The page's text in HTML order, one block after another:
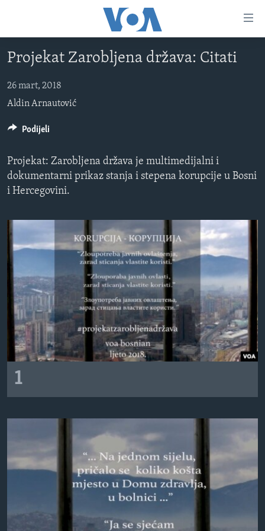
glavni
Pređi
na
navigaciju
na
pretragu
TV PROGRAM
VIDEO
FOTOGRAFIJE DANA
VIJESTI
BOSNA I HERCEGOVINA
SVIJET
SPECIJALNI PROJEKTI
KORUPCIJA
ŽENSKA STRANA
IZBJEGLIČKA STRANA
MAGAZIN
O GLASU AMERIKE
Learning English
PRATITE NAS
Jezici
Projekat Zarobljena država: Citati
26 mart, 2018
Aldin Arnautović
Projekat: Zarobljena država je multimedijalni i
dokumentarni prikaz stanja i stepena korupcije u Bosni
i Hercegovini.
1
Podijeli